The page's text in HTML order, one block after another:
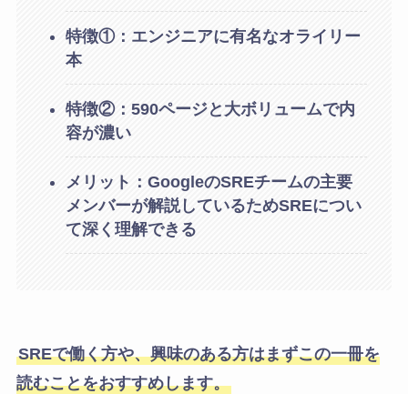
特徴①：エンジニアに有名なオライリー
本
特徴②：590ページと大ボリュームで内
容が濃い
メリット： GoogleのSREチームの主要
メンバーが解説しているためSREについ
て深く理解できる
SREで働く方や、興味のある方はまずこの一冊を
読むことをおすすめします。